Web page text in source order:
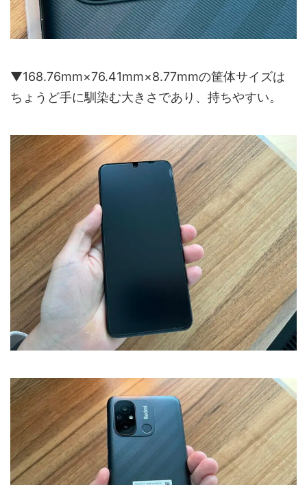
▼168.76mm×76.41mm×8.77mmの筐体サイズは
ちょうど手に馴染む大きさであり、持ちやすい。